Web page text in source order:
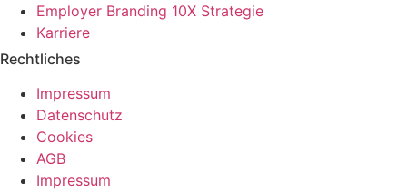
Employer Branding 10X Strategie
Karriere
Rechtliches
Impressum
Datenschutz
Cookies
AGB
Impressum